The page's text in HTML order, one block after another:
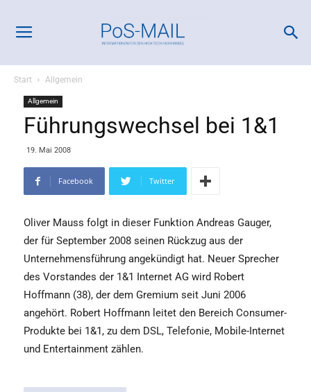
Start Allgemein
Allgemein
Führungswechsel bei 1&1
19. Mai 2008
Facebook Twitter
Oliver Mauss folgt in dieser Funktion Andreas Gauger,
der für September 2008 seinen Rückzug aus der
Unternehmensführung angekündigt hat. Neuer Sprecher
des Vorstandes der 1&1 Internet AG wird Robert
Hoffmann (38), der dem Gremium seit Juni 2006
angehört. Robert Hoffmann leitet den Bereich Consumer-
Produkte bei 1&1, zu dem DSL, Telefonie, Mobile-Internet
und Entertainment zählen.